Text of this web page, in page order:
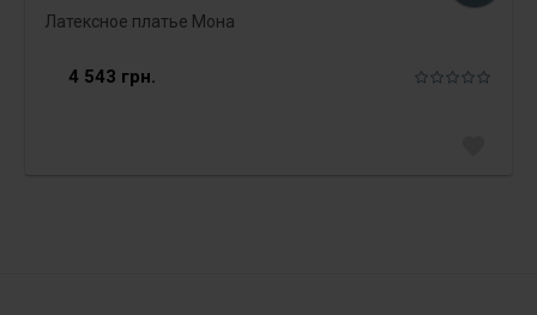
Латексное платье Мона
4 543 грн.